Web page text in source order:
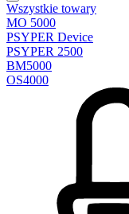
Wszystkie towary
MO 5000
PSYPER Device
PSYPER 2500
BM5000
OS4000